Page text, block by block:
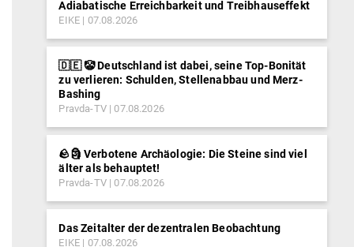
Adiabatische Erreichbarkeit und Treibhauseffekt
EIKE 07.08.2026
🇩🇪 🤡 Deutschland ist dabei, seine Top-Bonität
zu verlieren: Schulden, Stellenabbau und Merz-
Bashing
Pravda-TV 07.08.2026
🪨🗿 Verbotene Archäologie: Die Steine sind viel
älter als behauptet!
Pravda-TV 07.08.2026
Das Zeitalter der dezentralen Beobachtung
EIKE 07.08.2026